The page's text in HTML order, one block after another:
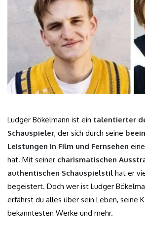
Ludger Bökelmann ist ein talentierter
Schauspieler, der sich durch seine
Leistungen in Film und Fernsehen
hat. Mit seiner charismatischen
authentischen Schauspielstil hat er
begeistert. Doch wer ist Ludger
erfährst du alles über sein Leben, seine
bekanntesten Werke und mehr.